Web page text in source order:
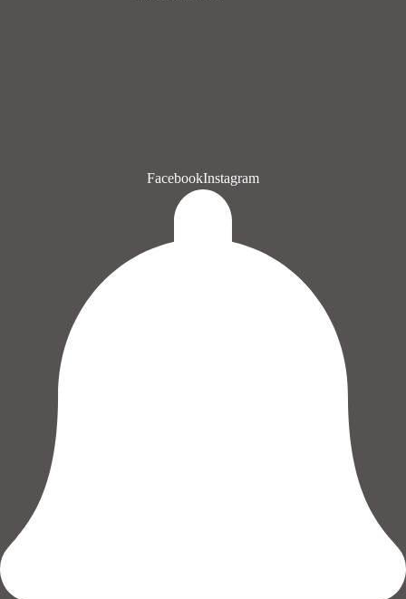
FacebookInstagram